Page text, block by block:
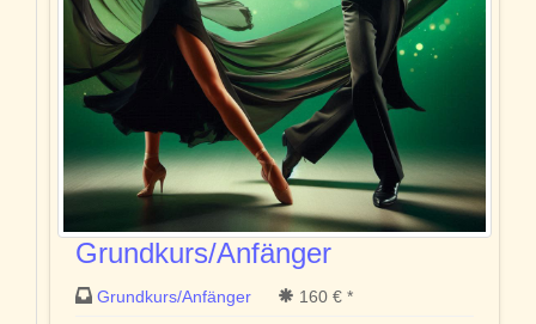
Grundkurs/Anfänger
Grundkurs/Anfänger 160 € *